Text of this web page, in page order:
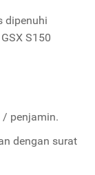
dipenuhi
S150
/ penjamin.
dengan surat